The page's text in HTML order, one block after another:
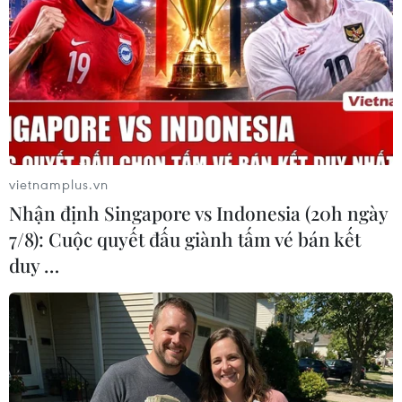
Hội nghị ASEAN
Học giả quốc tế dự Hội thảo về "giàn khoan trái
phép Hải Dương 981"
Mỹ kêu gọi tránh hành động leo thang mới tại
Biển Đông
TIN LIÊN QUAN
vietnamplus.vn
Nhận định Singapore vs Indonesia (20h ngày
7/8): Cuộc quyết đấu giành tấm vé bán kết
duy …